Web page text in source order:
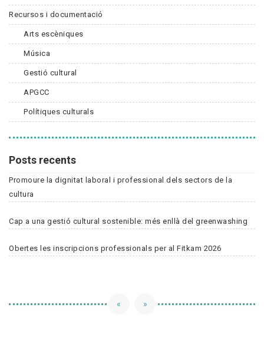
Recursos i documentació
Arts escèniques
Música
Gestió cultural
APGCC
Polítiques culturals
Posts recents
Promoure la dignitat laboral i professional dels sectors de la
cultura
Cap a una gestió cultural sostenible: més enllà del greenwashing
Obertes les inscripcions professionals per al Fitkam 2026
« »